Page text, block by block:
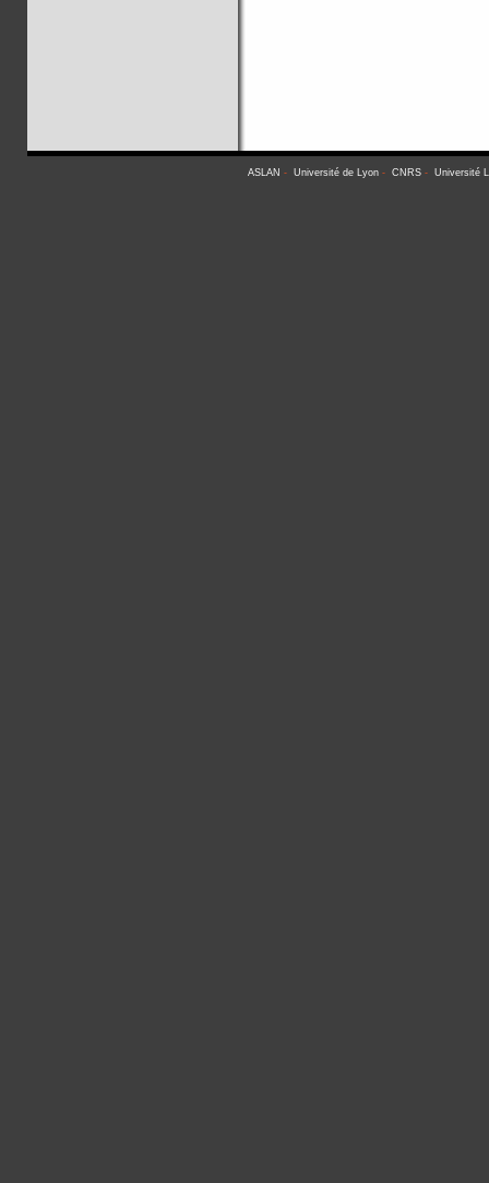
ASLAN - Université de Lyon- CNRS- Université